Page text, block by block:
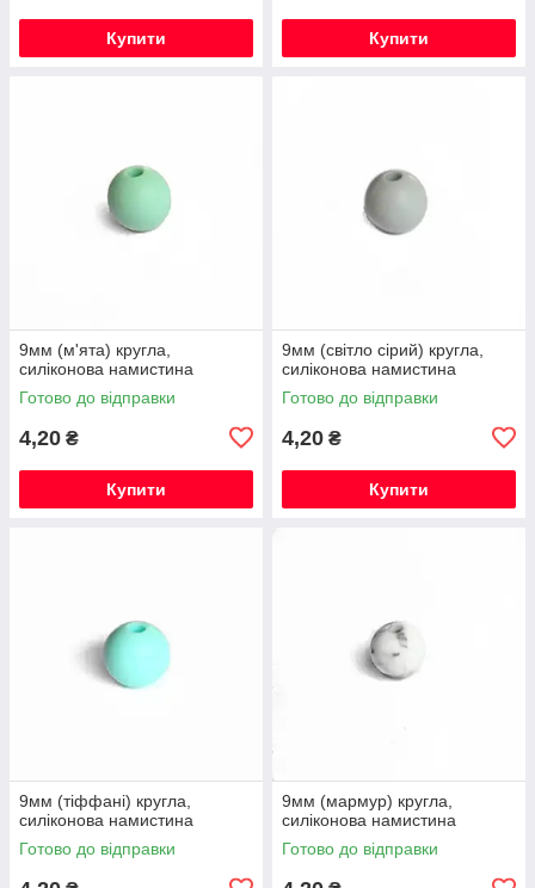
Купити Купити
9мм (м'ята) кругла,
силіконова намистина
Готово до відправки
4,20 ₴
Купити
9мм (світло сірий) кругла,
силіконова намистина
Готово до відправки
4,20 ₴
Купити
9мм (тіффані) кругла,
силіконова намистина
Готово до відправки
9мм (мармур) кругла,
силіконова намистина
Готово до відправки